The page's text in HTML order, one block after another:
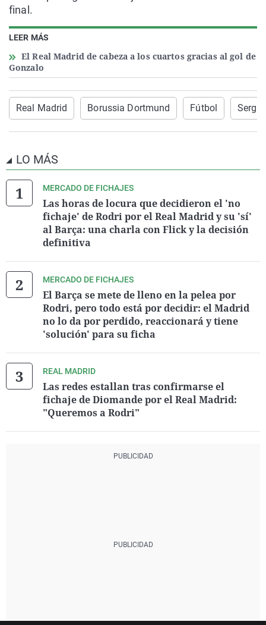
LEER MÁS
El Real Madrid de cabeza a los cuartos gracias al gol de
Gonzalo
final.
Real Madrid Borussia Dortmund Fútbol
LO MÁS
MERCADO DE FICHAJES
Las horas de locura que decidieron el 'no
fichaje' de Rodri por el Real Madrid y su 'sí'
al Barça: una charla con Flick y la decisión
definitiva
MERCADO DE FICHAJES
El Barça se mete de lleno en la pelea por
Rodri, pero todo está por decidir: el Madrid
no lo da por perdido, reaccionará y tiene
'solución' para su ficha
REAL MADRID
Las redes estallan tras confirmarse el
fichaje de Diomande por el Real Madrid:
"Queremos a Rodri"